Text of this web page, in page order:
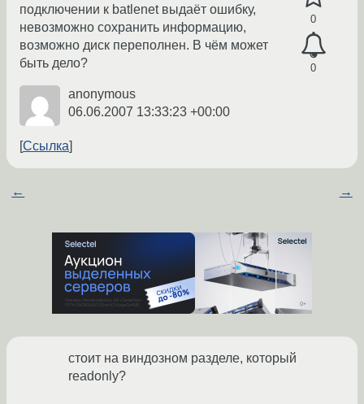
0
0
подключении к batlenet выдаёт ошибку,
невозможно сохранить информацию,
возможно диск переполнен. В чём может
быть дело?
anonymous
06.06.2007 13:33:23 +00:00
Ссылка
← →
стоит на виндозном разделе, который
readonly?